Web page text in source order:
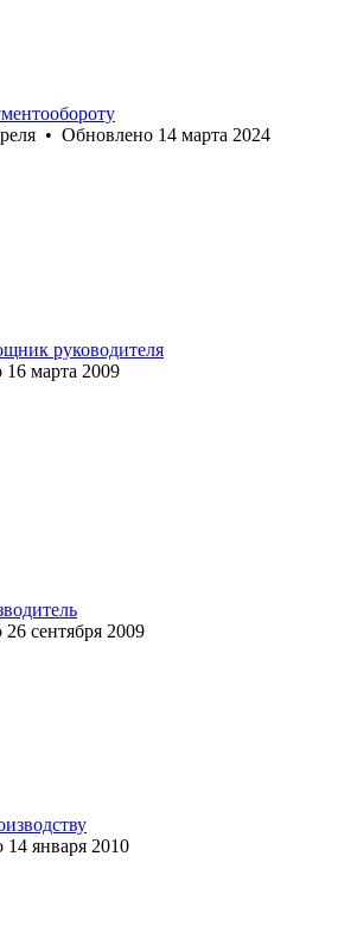
• Обновлено 14 марта 2024
руководителя
16 марта 2009
26 сентября 2009
14 января 2010